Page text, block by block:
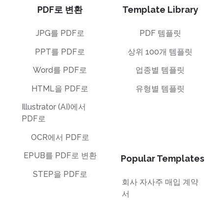
PDF로 변환
JPG를 PDF로
PPT를 PDF로
Word를 PDF로
HTML을 PDF로
Illustrator (AI)에서
PDF로
OCR에서 PDF로
EPUB를 PDF로 변환
STEP을 PDF로
Template Library
PDF 템플릿
상위 100개 템플릿
업종별 템플릿
유형별 템플릿
Popular Templates
회사 자사주 매입 계약
서